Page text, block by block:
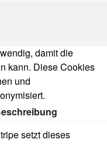
damit die
kann. Diese Cookies
und
setzt dieses